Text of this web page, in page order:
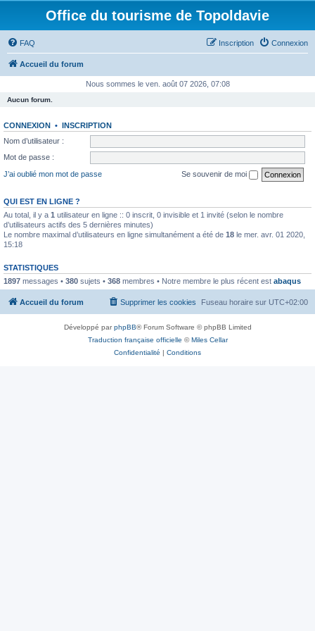
Office du tourisme de Topoldavie
FAQ Connexion
Inscription
Accueil du forum
Nous sommes le ven. août 07 2026, 07:08
Aucun forum.
CONNEXION • INSCRIPTION
Nom d’utilisateur :
Mot de passe :
J’ai oublié mon mot de passe
Se souvenir de moi
QUI EST EN LIGNE ?
Au total, il y a 1 utilisateur en ligne :: 0 inscrit, 0 invisible et 1 invité (selon le nombre
d’utilisateurs actifs des 5 dernières minutes)
Le nombre maximal d’utilisateurs en ligne simultanément a été de 18 le mer. avr. 01 2020,
15:18
STATISTIQUES
1897 messages • 380 sujets • 368 membres • Notre membre le plus récent est abaqus
Accueil du forum Fuseau horaire sur UTC+02:00
Supprimer les cookies
Développé parphpBB® Forum Software © phpBB Limited
Traduction française officielle ©Miles Cellar
Confidentialité | Conditions